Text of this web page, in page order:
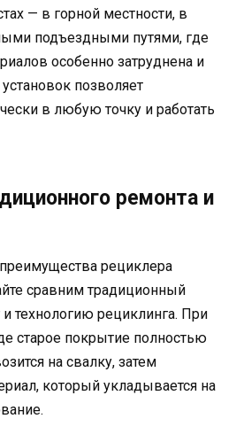
— в горной местности, в
подъездными путями, где
особенно затруднена и
позволяет
в любую точку и работать
ремонта и
рециклера
сравним традиционный
технологию рециклинга. При
старое покрытие полностью
на свалку, затем
который укладывается на